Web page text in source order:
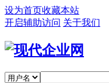
设为首页收藏本站
开启辅助访问 关于我们